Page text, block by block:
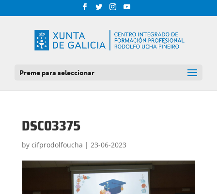
Preme para seleccionar
DSC03375
by cifprodolfoucha | 23-06-2023